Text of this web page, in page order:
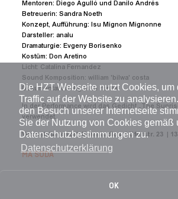
Die HZT Webseite nutzt Cookies, um
Traffic auf der Website zu
den Besuch unserer Internetseite
Sie der Nutzung von Cookies gemäß
Datenschutzbestimmungen zu.
Datenschutzerklärung
OK
Mentoren: Diego Agulló und Danilo Andrés
Betreuerin: Sandra Noeth
Konzept, Aufführung: Isu Mignon Mignonne
Darsteller: analu
Dramaturgie: Evgeny Borisenko
Kostüm: Don Aretino
Licht: Catalina Fernandez
Sound Komposition: william 'bilwa' costa
Dokumentation: Agustín Farias
In der Performance wird das Gedicht „The
verwendet.
Veranstaltungsort:Uferstudios | Uferstr. 23
MA SODA